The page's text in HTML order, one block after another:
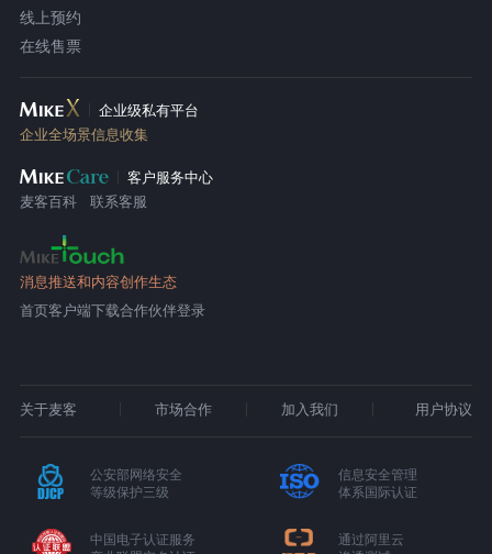
线上预约
在线售票
企业级私有平台
企业全场景信息收集
客户服务中心
麦客百科
联系客服
消息推送和内容创作生态
首页客户端下载合作伙伴登录
关于麦客 市场合作 加入我们 用户协议
公安部网络安全
等级保护三级
信息安全管理
体系国际认证
中国电子认证服务
通过阿里云